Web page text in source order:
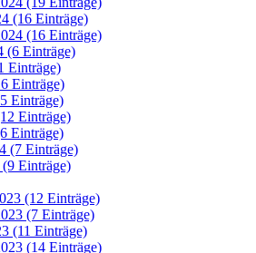
(16 Einträge)
(16 Einträge)
(6 Einträge)
Einträge)
Einträge)
Einträge)
Einträge)
Einträge)
(7 Einträge)
(9 Einträge)
(12 Einträge)
(7 Einträge)
(11 Einträge)
(14 Einträge)